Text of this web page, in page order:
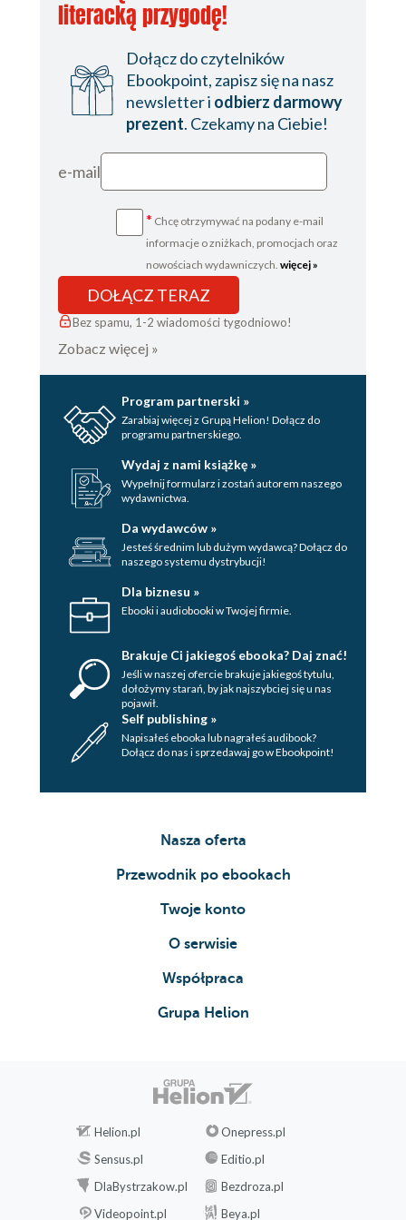
literacką przygodę!
Dołącz do czytelników
Ebookpoint, zapisz się na nasz
newsletter i odbierz darmowy
prezent. Czekamy na Ciebie!
e-mail
* Chcę otrzymywać na podany e-mail
informacje o zniżkach, promocjach oraz
nowościach wydawniczych. więcej »
DOŁĄCZ TERAZ
Bez spamu, 1-2 wiadomości tygodniowo!
Zobacz więcej »
Program partnerski »
Zarabiaj więcej z Grupą Helion! Dołącz do
programu partnerskiego.
Wydaj z nami książkę »
Wypełnij formularz i zostań autorem naszego
wydawnictwa.
Da wydawców »
Jesteś średnim lub dużym wydawcą? Dołącz do
naszego systemu dystrybucji!
Dla biznesu »
Ebooki i audiobooki w Twojej firmie.
Brakuje Ci jakiegoś ebooka? Daj znać!
Jeśli w naszej ofercie brakuje jakiegoś tytulu,
dołożymy starań, by jak najszybciej się u nas
pojawił.
Self publishing »
Napisałeś ebooka lub nagrałeś audibook?
Dołącz do nas i sprzedawaj go w Ebookpoint!
Nasza oferta
Przewodnik po ebookach
Twoje konto
O serwisie
Współpraca
Grupa Helion
Helion.pl
Onepress.pl
Sensus.pl
Editio.pl
DlaBystrzakow.pl
Bezdroza.pl
Videopoint.pl
Beya.pl